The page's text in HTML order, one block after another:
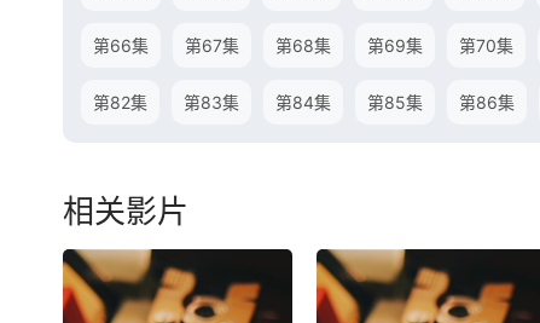
第66集 第67集 第68集 第69集 第70集
第82集 第83集 第84集 第85集 第86集
相关影片